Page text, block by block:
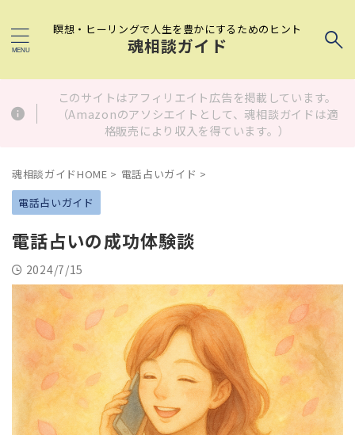
瞑想・ヒーリングで人生を豊かにするためのヒント
魂相談ガイド
このサイトはアフィリエイト広告を掲載しています。
（Amazonのアソシエイトとして、魂相談ガイドは適
格販売により収入を得ています。）
魂相談ガイドHOME > 電話占いガイド >
電話占いガイド
電話占いの成功体験談
2024/7/15